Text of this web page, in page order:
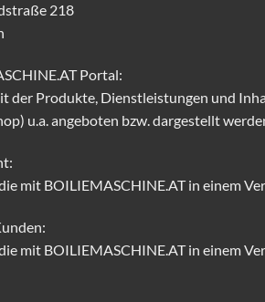
218
Portal:
der Produkte, Dienstleistungen und
u.a. angeboten bzw. dargestellt
mit BOILIEMASCHINE.AT in einem
mit BOILIEMASCHINE.AT in einem